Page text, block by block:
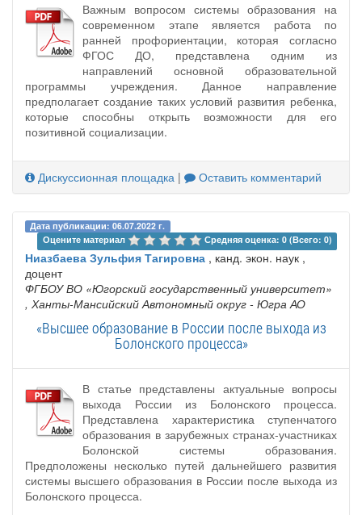
Важным вопросом системы образования на
современном этапе является работа по
ранней профориентации, которая согласно
ФГОС ДО, представлена одним из
направлений основной образовательной
программы учреждения. Данное направление
предполагает создание таких условий развития ребенка,
которые способны открыть возможности для его
позитивной социализации.
Дискуссионная площадка | Оставить комментарий
Дата публикации: 06.07.2022 г.
Оцените материал
Средняя оценка: 0 (Всего: 0)
Ниазбаева Зульфия Тагировна , канд. экон. наук ,
доцент
ФГБОУ ВО «Югорский государственный университет»
, Ханты-Мансийский Автономный округ - Югра АО
«Высшее образование в России после выхода из
Болонского процесса»
В статье представлены актуальные вопросы
выхода России из Болонского процесса.
Представлена характеристика ступенчатого
образования в зарубежных странах-участниках
Болонской системы образования.
Предположены несколько путей дальнейшего развития
системы высшего образования в России после выхода из
Болонского процесса.